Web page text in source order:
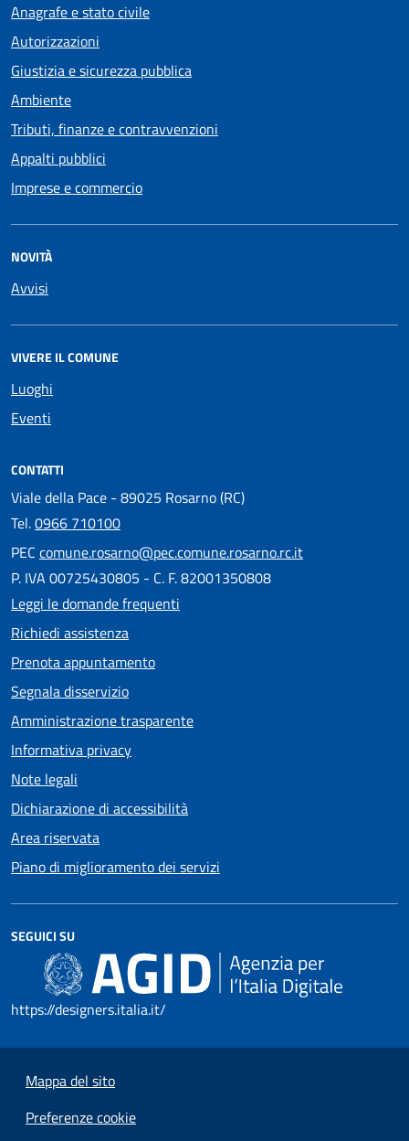
Anagrafe e stato civile
Autorizzazioni
Giustizia e sicurezza pubblica
Ambiente
Tributi, finanze e contravvenzioni
Appalti pubblici
Imprese e commercio
NOVITÀ
Avvisi
VIVERE IL COMUNE
Luoghi
Eventi
CONTATTI
Viale della Pace - 89025 Rosarno (RC)
Tel.0966 710100
PEC comune.rosarno@pec.comune.rosarno.rc.it
P. IVA 00725430805 - C. F. 82001350808
Leggi le domande frequenti
Richiedi assistenza
Prenota appuntamento
Segnala disservizio
Amministrazione trasparente
Informativa privacy
Note legali
Dichiarazione di accessibilità
Area riservata
Piano di miglioramento dei servizi
SEGUICI SU
https://designers.italia.it/
Mappa del sito
Preferenze cookie